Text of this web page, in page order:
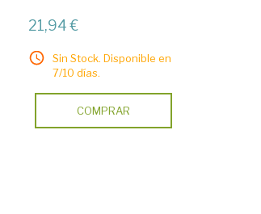
21,94 €
Sin Stock. Disponible en
7/10 días.
COMPRAR